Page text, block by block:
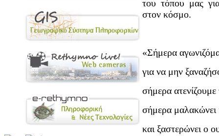
του τόπου μας
στον κόσμο.
«Σήμερα
για να μην
σήμερα
σήμερα μαλακώνει
και ξαστερώνει ο